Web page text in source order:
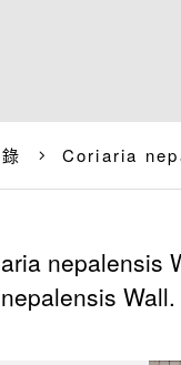
Coriaria
nepalensis
Wall.